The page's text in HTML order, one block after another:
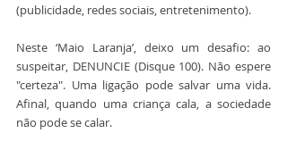
(publicidade, redes sociais, entretenimento).
Neste ‘Maio Laranja’, deixo um desafio: ao
suspeitar, DENUNCIE (Disque 100). Não espere
"certeza". Uma ligação pode salvar uma vida.
Afinal, quando uma criança cala, a sociedade
não pode se calar.